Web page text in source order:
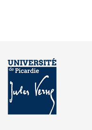
a
v
a
v